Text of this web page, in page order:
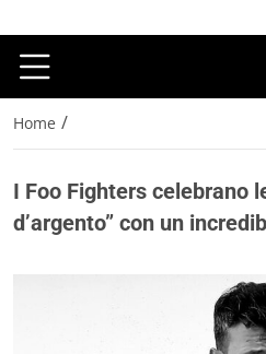
Home /
I Foo Fighters celebrano
d’argento” con un